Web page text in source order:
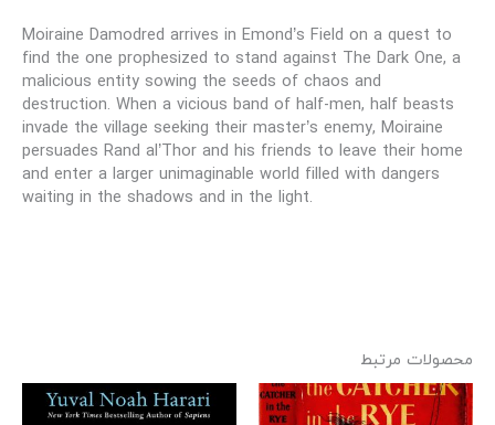
Moiraine Damodred arrives in Emond’s Field on a quest to
find the one prophesized to stand against The Dark One, a
malicious entity sowing the seeds of chaos and
destruction. When a vicious band of half-men, half beasts
invade the village seeking their master’s enemy, Moiraine
persuades Rand al’Thor and his friends to leave their home
and enter a larger unimaginable world filled with dangers
waiting in the shadows and in the light.
محصولات مرتبط